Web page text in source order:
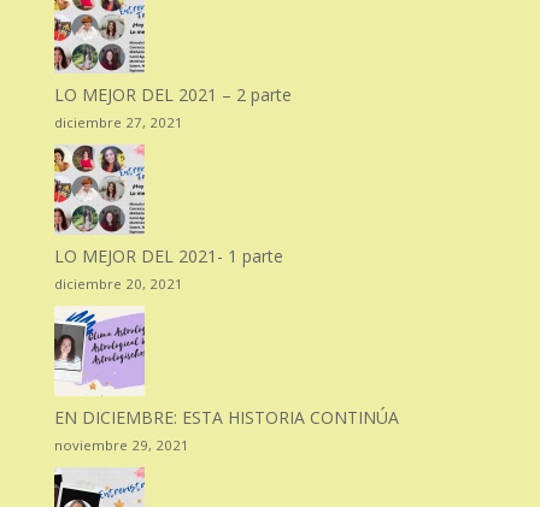
LO MEJOR DEL 2021 – 2 parte
diciembre 27, 2021
LO MEJOR DEL 2021- 1 parte
diciembre 20, 2021
EN DICIEMBRE: ESTA HISTORIA CONTINÚA
noviembre 29, 2021